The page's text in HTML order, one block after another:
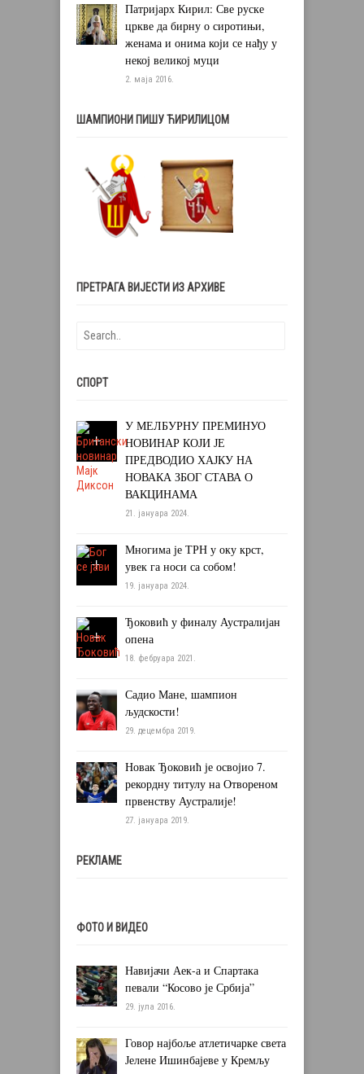
Патријарх Кирил: Све руске
цркве да бирну о сиротињи,
женама и онима који се нађу у
некој великој муци
2. маја 2016.
ШАМПИОНИ ПИШУ ЋИРИЛИЦОМ
ПРЕТРАГА ВИЈЕСТИ ИЗ АРХИВЕ
СПОРТ
У МЕЛБУРНУ ПРЕМИНУО
НОВИНАР КОЈИ ЈЕ
ПРЕДВОДИО ХАЈКУ НА
НОВАКА ЗБОГ СТАВА О
ВАКЦИНАМА
21. јануара 2024.
Многима је ТРН у оку крст,
увек га носи са собом!
19. јануара 2024.
Ђоковић у финалу Аустралијан
опена
18. фебруара 2021.
Садио Мане, шампион
људскости!
29. децембра 2019.
Новак Ђоковић је освојио 7.
рекордну титулу на Отвореном
првенству Аустралије!
27. јануара 2019.
РЕКЛАМЕ
ФОТО И ВИДЕО
Навијачи Аек-а и Спартака
певали “Косово је Србија”
29. јула 2016.
Говор најбоље атлетичарке света
Јелене Ишинбајеве у Кремљу